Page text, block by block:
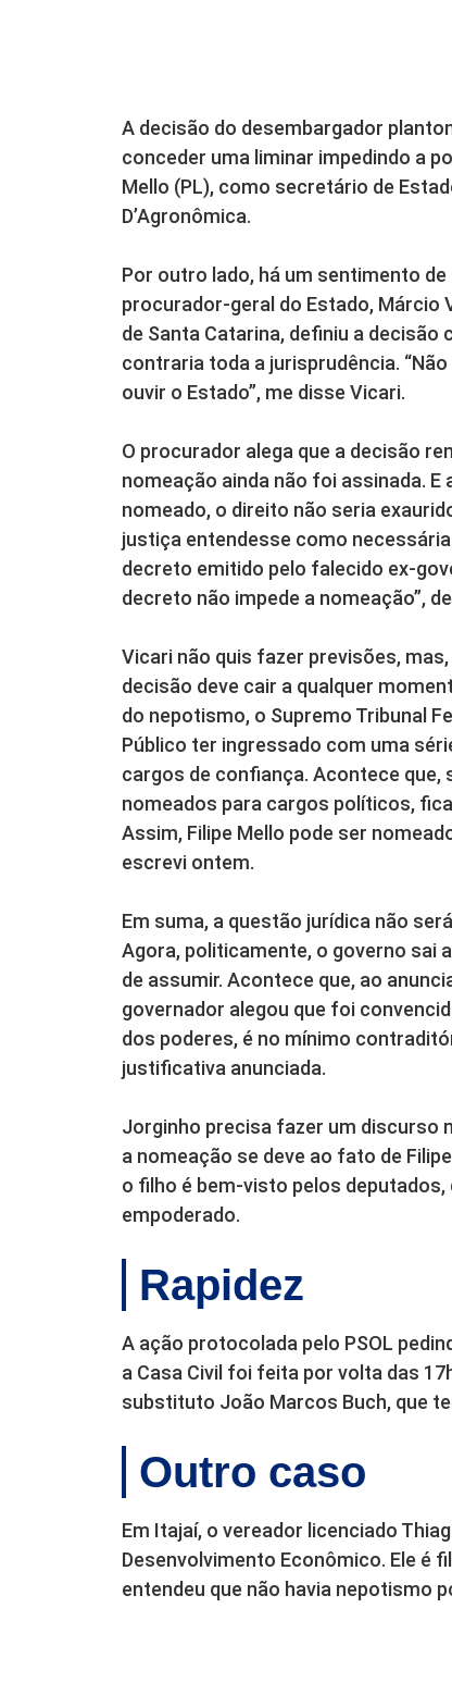
A decisão do desembargador
conceder uma liminar impedindo a
Mello (PL), como secretário de
D’Agronômica.
Por outro lado, há um sentimento
procurador-geral do Estado, Márcio
de Santa Catarina, definiu a decisão
contraria toda a jurisprudência.
ouvir o Estado”, me disse Vicari.
O procurador alega que a decisão
nomeação ainda não foi assinada.
nomeado, o direito não seria
justiça entendesse como
decreto emitido pelo falecido ex-
decreto não impede a nomeação”,
Vicari não quis fazer previsões,
decisão deve cair a qualquer
do nepotismo, o Supremo Tribunal
Público ter ingressado com uma
cargos de confiança. Acontece
nomeados para cargos políticos,
Assim, Filipe Mello pode ser
escrevi ontem.
Em suma, a questão jurídica não
Agora, politicamente, o governo sai
de assumir. Acontece que, ao
governador alegou que foi
dos poderes, é no mínimo
justificativa anunciada.
Jorginho precisa fazer um discurso
a nomeação se deve ao fato de
o filho é bem-visto pelos
empoderado.
Rapidez
A ação protocolada pelo PSOL
a Casa Civil foi feita por volta das
substituto João Marcos Buch, que
Outro caso
Em Itajaí, o vereador licenciado
Desenvolvimento Econômico. Ele é
entendeu que não havia nepotismo